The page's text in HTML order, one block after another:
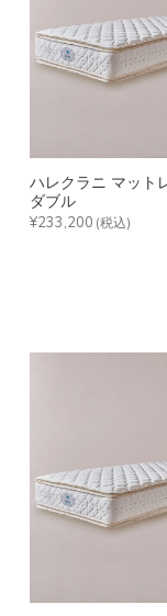
ハレクラニ マット
ダブル
¥233,200 (税込)